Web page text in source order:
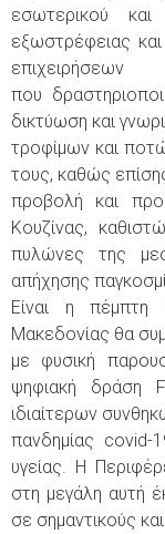
εσωτερικού
εξωστρέφειας
επιχειρήσεων
που
δικτύωση και
τροφίμων και
τους, καθώς
προβολή και
Κουζίνας,
πυλώνες της
απήχησης
Είναι η πέμπτη
Μακεδονίας θα
με φυσική
ψηφιακή δράση
ιδιαίτερων
πανδημίας covid-
υγείας. Η
στη μεγάλη αυτή
σε σημαντικούς